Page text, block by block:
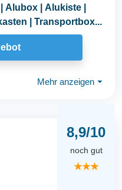
Alubox | Alukiste |
| Transportbox...
Mehr anzeigen ⏷
8,9/10
noch gut
★★★